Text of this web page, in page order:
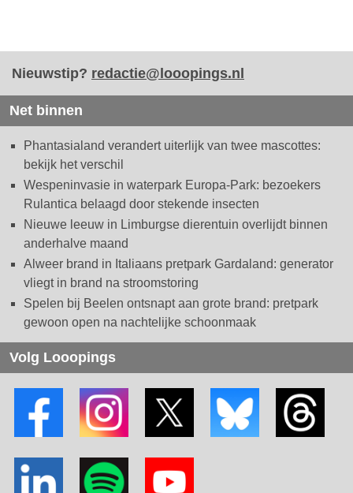
Nieuwstip? redactie@looopings.nl
Net binnen
Phantasialand verandert uiterlijk van twee mascottes:
bekijk het verschil
Wespeninvasie in waterpark Europa-Park: bezoekers
Rulantica belaagd door stekende insecten
Nieuwe leeuw in Limburgse dierentuin overlijdt binnen
anderhalve maand
Alweer brand in Italiaans pretpark Gardaland: generator
vliegt in brand na stroomstoring
Spelen bij Beelen ontsnapt aan grote brand: pretpark
gewoon open na nachtelijke schoonmaak
Volg Looopings